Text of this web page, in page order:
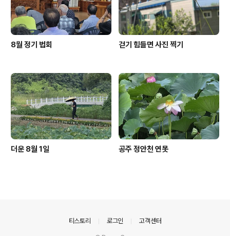
8월 정기 법회 걷기 힘들면 사진 찍기
더운 8월 1일 공주 정안천 연못
티스토리 로그인 고객센터